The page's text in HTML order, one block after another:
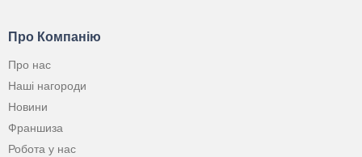
Про Компанію
Про нас
Наші нагороди
Новини
Франшиза
Робота у нас